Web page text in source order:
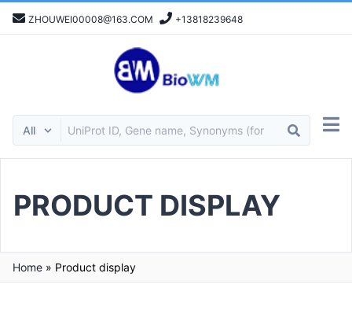
ZHOUWEI00008@163.COM +13818239648
PRODUCT DISPLAY
Home » Product display